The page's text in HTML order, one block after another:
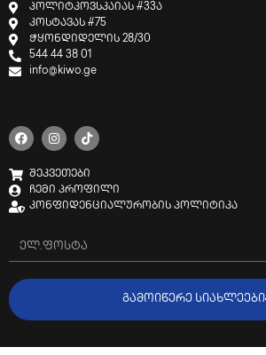
პოლიტკოვსკაიას #33ა
კოსტავას #75
ჭყონდიდელის 28/30
544 44 38 01
info@kiwo.ge
შეკვეთები
ჩემი პროფილი
კონფიდენციალურობის პოლიტიკა
ᲒᲐᲛᲝᲘᲬᲔᲠᲔ ᲡᲘᲐᲮᲚᲔᲔᲑᲘ